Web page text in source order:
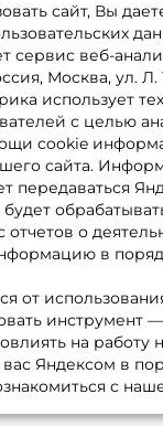
сайт, Вы
сервис веб-
Москва, ул.
использует
с целью
cookie
сайта.
передаваться
отчетов о
в
от
инструмент
на работу
Яндексом в
с
О магазине
Доставка
Оплата
Fox-bonus
Гуру
Контакты
Политика